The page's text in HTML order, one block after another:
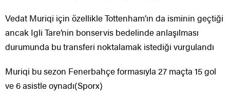
Vedat Muriqi için özellikle Tottenham’ın da isminin geçtiği
ancak Igli Tare’nin bonservis bedelinde anlaşılması
durumunda bu transferi noktalamak istediği vurgulandı
Muriqi bu sezon Fenerbahçe formasıyla 27 maçta 15 gol
ve 6 asistle oynadı(Sporx)